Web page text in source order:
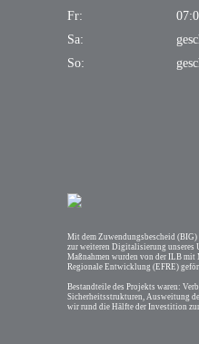
Fr:
Sa:
So:
Mit dem Zuwendungsbescheid
zur weiteren Digitalisierung unseres
Maßnahmen wurden von der ILB mit
Regionale Entwicklung (EFRE)
Bestandteile des Projekts waren:
Sicherheitsstrukturen, Ausweitung
wir rund die Hälfte der Investition